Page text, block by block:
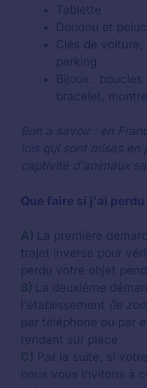
Tablette
Doudou et
Clés de
parking
Bijoux : boucles
bracelet,
Bon à savoir : en
lois qui sont mises en
captivité d'animaux
Que faire si j'ai perdu
A) La première
trajet inverse pour
perdu votre objet
B) La deuxième
l'établissement (le
par téléphone ou par
rendant sur place
C) Par la suite, si
nous vous invitons à